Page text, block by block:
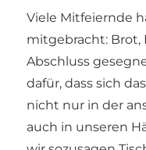
Viele Mitfeiernde
mitgebracht: Brot,
Abschluss
dafür, dass sich
nicht nur in der
auch in unseren